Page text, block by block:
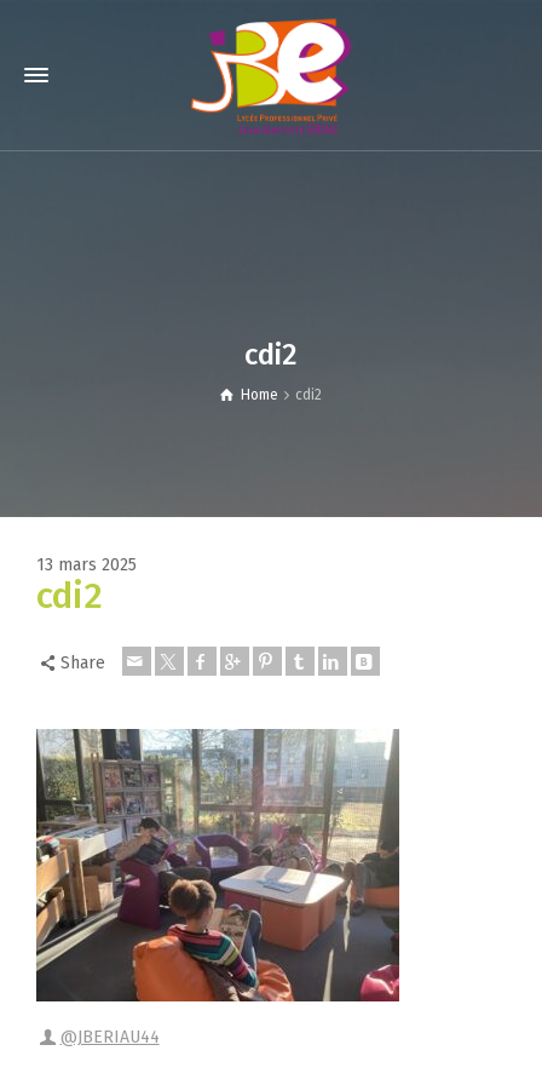
cdi2
Home cdi2
13 mars 2025
cdi2
Share
@JBERIAU44